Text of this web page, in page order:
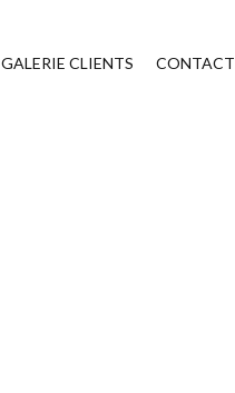
GALERIE CLIENTS CONTACT